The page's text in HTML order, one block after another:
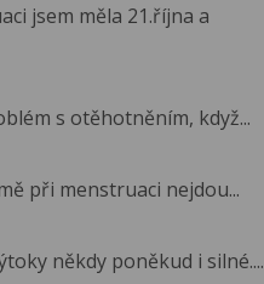
jsem měla 21.října a
s otěhotněním, když...
při menstruaci nejdou...
někdy poněkud i silné....